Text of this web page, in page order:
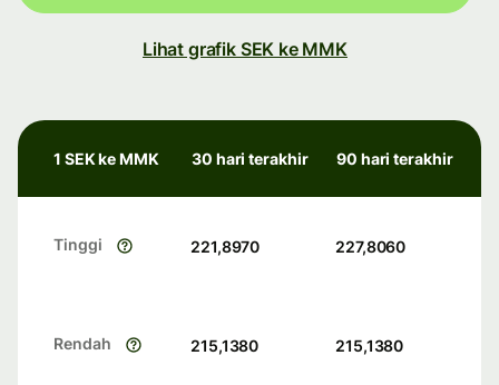
Lihat grafik SEK ke MMK
1 SEK ke MMK 30 hari terakhir 90 hari terakhir
Tinggi 221,8970 227,8060
Rendah 215,1380 215,1380